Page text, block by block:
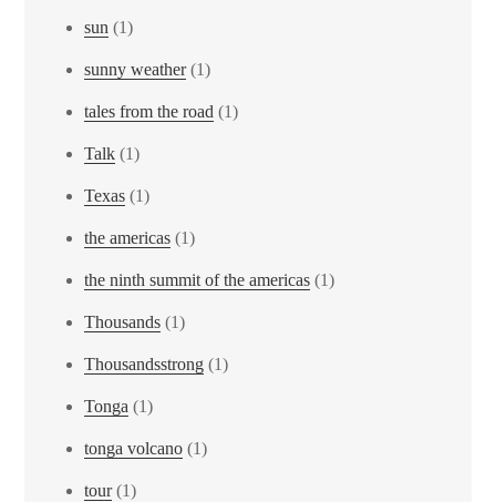
sun (1)
sunny weather(1)
tales from the road (1)
Talk (1)
Texas (1)
the americas (1)
the ninth summit of the americas (1)
Thousands (1)
Thousandsstrong (1)
Tonga (1)
tonga volcano (1)
tour(1)